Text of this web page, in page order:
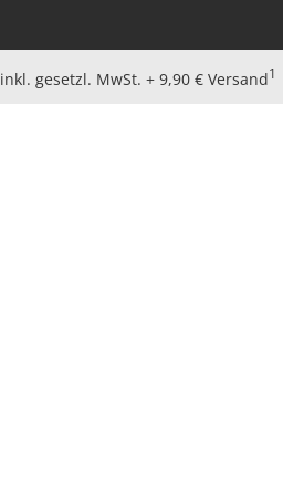
inkl. gesetzl. MwSt. + 9,90 € Versand1